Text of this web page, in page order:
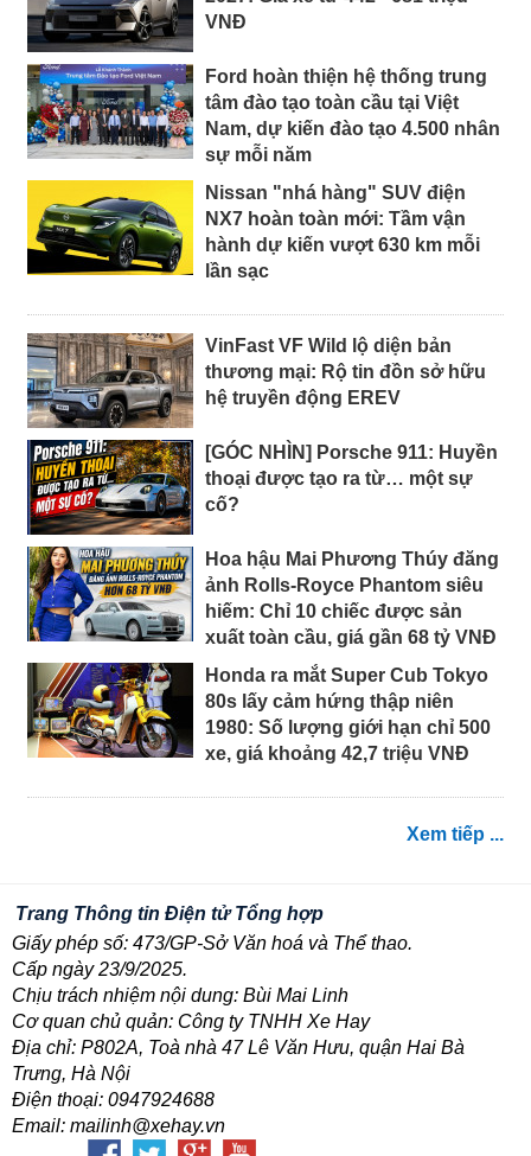
VNĐ
Ford hoàn thiện hệ thống trung
tâm đào tạo toàn cầu tại Việt
Nam, dự kiến đào tạo 4.500 nhân
sự mỗi năm
Nissan "nhá hàng" SUV điện
NX7 hoàn toàn mới: Tầm vận
hành dự kiến vượt 630 km mỗi
lần sạc
VinFast VF Wild lộ diện bản
thương mại: Rộ tin đồn sở hữu
hệ truyền động EREV
[GÓC NHÌN] Porsche 911: Huyền
thoại được tạo ra từ… một sự
cố?
Hoa hậu Mai Phương Thúy đăng
ảnh Rolls-Royce Phantom siêu
hiếm: Chỉ 10 chiếc được sản
xuất toàn cầu, giá gần 68 tỷ VNĐ
Honda ra mắt Super Cub Tokyo
80s lấy cảm hứng thập niên
1980: Số lượng giới hạn chỉ 500
xe, giá khoảng 42,7 triệu VNĐ
Xem tiếp ...
Trang Thông tin Điện tử Tổng hợp
Giấy phép số: 473/GP-Sở Văn hoá và Thể thao.
Cấp ngày 23/9/2025.
Chịu trách nhiệm nội dung: Bùi Mai Linh
Cơ quan chủ quản: Công ty TNHH Xe Hay
Địa chỉ: P802A, Toà nhà 47 Lê Văn Hưu, quận Hai Bà
Trưng, Hà Nội
Điện thoại: 0947924688
Email: mailinh@xehay.vn